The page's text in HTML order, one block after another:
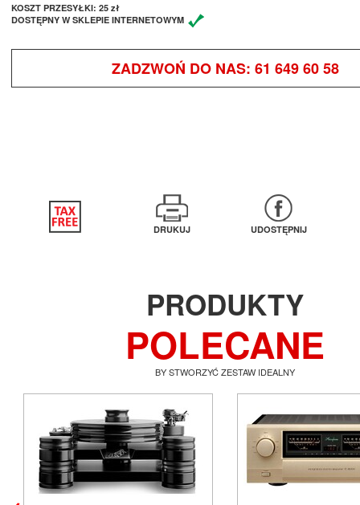
KOSZT PRZESYŁKI: 25 zł
DOSTĘPNY W SKLEPIE INTERNETOWYM
ZADZWOŃ DO NAS: 61 649 60 58
DRUKUJ UDOSTĘPNIJ
PRODUKTY
POLECANE
BY STWORZYĆ ZESTAW IDEALNY